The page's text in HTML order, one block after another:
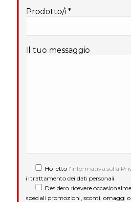
Prodotto/i *
Il tuo messaggio
Ho letto l'informativa sulla
il trattamento dei dati personali.
Desidero ricevere
speciali promozioni, sconti, omaggi